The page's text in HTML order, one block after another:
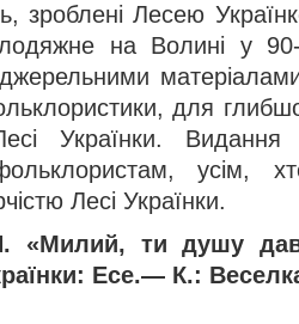
зроблені Лесею
на Волині у
матеріалами
для
Українки.
усім,
Лесі Українки.
«Милий, ти душу
Есе.— К.: